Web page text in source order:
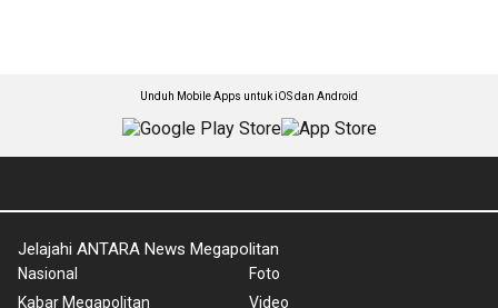
Unduh Mobile Apps untuk iOS dan Android
Jelajahi ANTARA News Megapolitan
Nasional
Kabar Megapolitan
Foto
Video